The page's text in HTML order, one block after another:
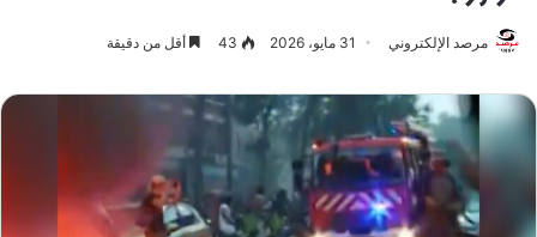
مرصد الإلكتروني 31 مايو، 2026 43 أقل من دقيقة